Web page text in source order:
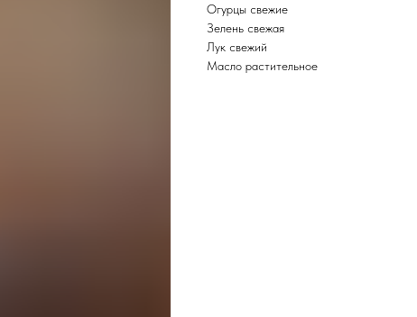
Огурцы свежие
Зелень свежая
Лук свежий
Масло растительное